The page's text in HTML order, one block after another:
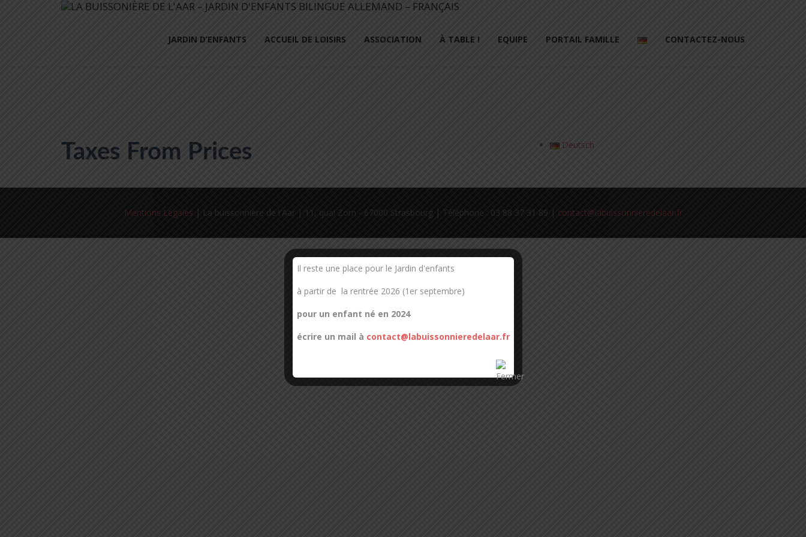
JARDIN D’ENFANTS ACCUEIL DE LOISIRS ASSOCIATION À TABLE ! EQUIPE PORTAIL FAMILLE CONTACTEZ-NOUS
Taxes From Prices Deutsch
Mentions Légales | La buissonnière de l'Aar | 11, quai Zorn - 67000 Strasbourg | Téléphone : 03 88 37 31 89 | contact@labuissonnieredelaar.fr
Il reste une place pour le Jardin d'enfants
à partir de la rentrée 2026 (1er septembre)
pour un enfant né en 2024
écrire un mail à contact@labuissonnieredelaar.fr